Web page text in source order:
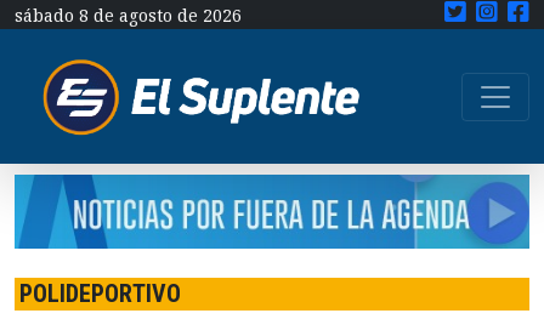
sábado 8 de agosto de 2026
POLIDEPORTIVO